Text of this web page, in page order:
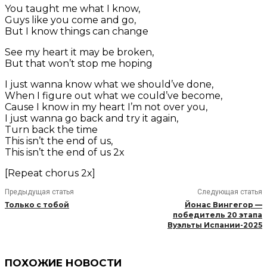
You taught me what I know,
Guys like you come and go,
But I know things can change
See my heart it may be broken,
But that won’t stop me hoping
I just wanna know what we should’ve done,
When I figure out what we could’ve become,
Cause I know in my heart I’m not over you,
I just wanna go back and try it again,
Turn back the time
This isn’t the end of us,
This isn’t the end of us 2x
[Repeat chorus 2x]
Предыдущая статья
Только с тобой
Следующая статья
Йонас Вингегор —
победитель 20 этапа
Вуэльты Испании-2025
ПОХОЖИЕ НОВОСТИ